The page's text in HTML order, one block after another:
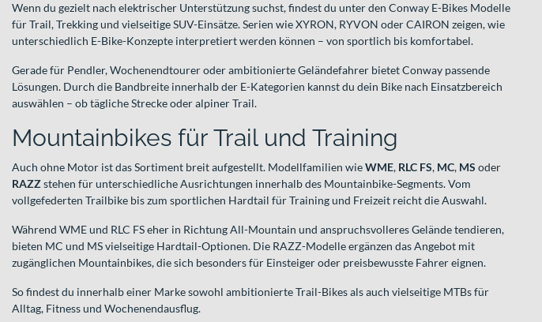
Wenn du gezielt nach elektrischer Unterstützung suchst, findest du unter den Conway E-Bikes Modelle
für Trail, Trekking und vielseitige SUV-Einsätze. Serien wie XYRON, RYVON oder CAIRON zeigen, wie
unterschiedlich E-Bike-Konzepte interpretiert werden können – von sportlich bis komfortabel.
Gerade für Pendler, Wochenendtourer oder ambitionierte Geländefahrer bietet Conway passende
Lösungen. Durch die Bandbreite innerhalb der E-Kategorien kannst du dein Bike nach Einsatzbereich
auswählen – ob tägliche Strecke oder alpiner Trail.
Mountainbikes für Trail und Training
Auch ohne Motor ist das Sortiment breit aufgestellt. Modellfamilien wieWME, RLC FS, MC, MS oder
RAZZstehen für unterschiedliche Ausrichtungen innerhalb des Mountainbike-Segments. Vom
vollgefederten Trailbike bis zum sportlichen Hardtail für Training und Freizeit reicht die Auswahl.
Während WME und RLC FS eher in Richtung All-Mountain und anspruchsvolleres Gelände tendieren,
bieten MC und MS vielseitige Hardtail-Optionen. Die RAZZ-Modelle ergänzen das Angebot mit
zugänglichen Mountainbikes, die sich besonders für Einsteiger oder preisbewusste Fahrer eignen.
So findest du innerhalb einer Marke sowohl ambitionierte Trail-Bikes als auch vielseitige MTBs für
Alltag, Fitness und Wochenendausflug.